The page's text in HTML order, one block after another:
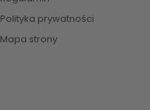
Polityka prywatności
Mapa strony